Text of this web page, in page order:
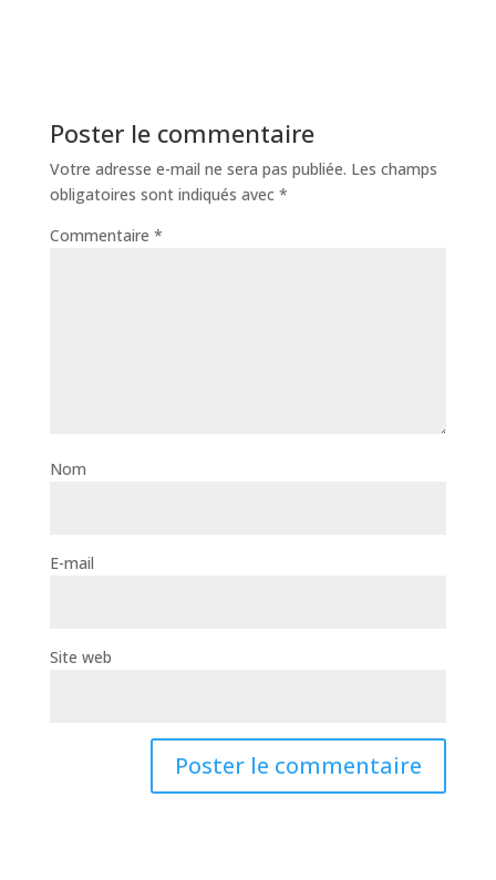
Poster le commentaire
Votre adresse e-mail ne sera pas publiée. Les champs
obligatoires sont indiqués avec *
Commentaire *
Nom
E-mail
Site web